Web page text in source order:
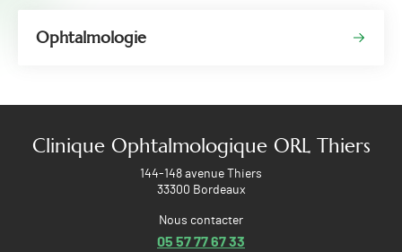
Ophtalmologie
Clinique Ophtalmologique ORL Thiers
144-148 avenue Thiers
33300 Bordeaux
Nous contacter
05 57 77 67 33